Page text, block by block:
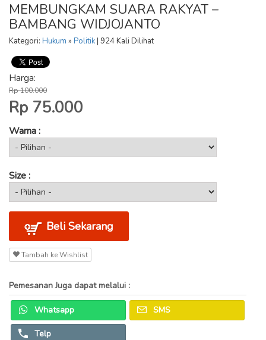
MEMBUNGKAM SUARA RAKYAT –
BAMBANG WIDJOJANTO
Kategori: Hukum » Politik| 924 Kali Dilihat
Harga:
Rp 100.000
Rp 75.000
Warna :
Size :
Beli Sekarang
Tambah ke Wishlist
Pemesanan Juga dapat melalui :
Whatsapp SMS
Telp